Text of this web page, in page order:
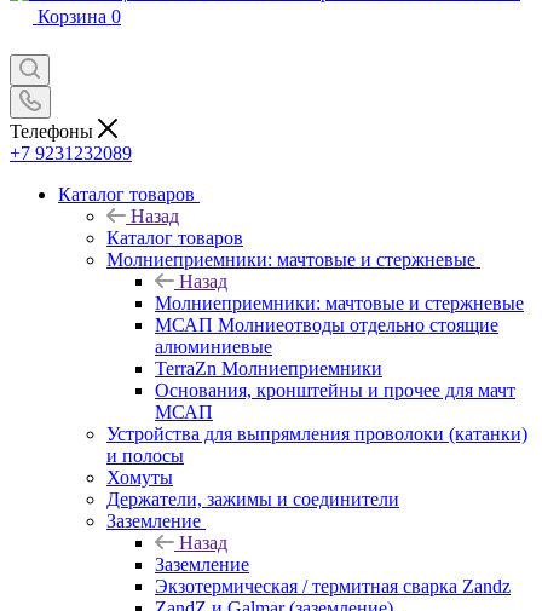
Корзина 0
Телефоны
+7 9231232089
Каталог товаров
Назад
Каталог товаров
Молниеприемники: мачтовые и стержневые
Назад
Молниеприемники: мачтовые и стержневые
МСАП Молниеотводы отдельно стоящие
алюминиевые
TerraZn Молниеприемники
Основания, кронштейны и прочее для мачт
МСАП
Устройства для выпрямления проволоки (катанки)
и полосы
Хомуты
Держатели, зажимы и соединители
Заземление
Назад
Заземление
Экзотермическая / термитная сварка Zandz